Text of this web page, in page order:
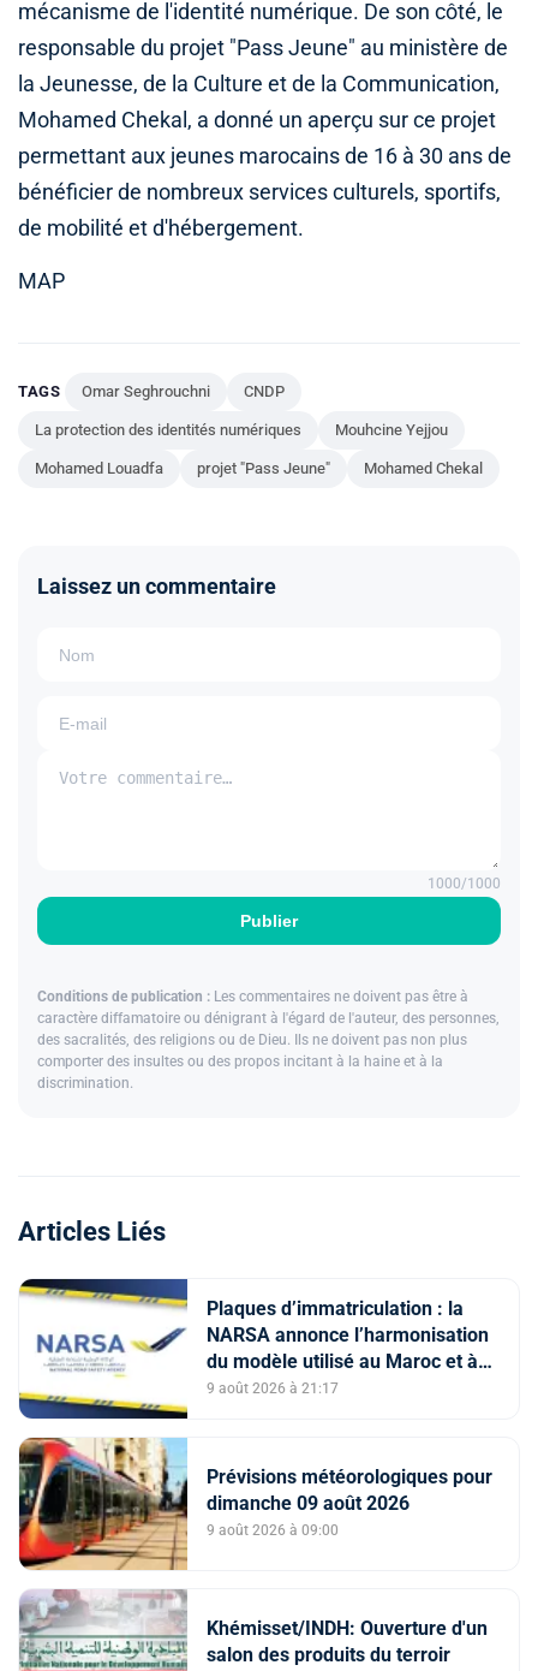
mécanisme de l'identité numérique. De son côté, le
responsable du projet "Pass Jeune" au ministère de
la Jeunesse, de la Culture et de la Communication,
Mohamed Chekal, a donné un aperçu sur ce projet
permettant aux jeunes marocains de 16 à 30 ans de
bénéficier de nombreux services culturels, sportifs,
de mobilité et d'hébergement.
MAP
TAGS Omar Seghrouchni CNDP
La protection des identités numériques Mouhcine Yejjou
Mohamed Louadfa projet "Pass Jeune" Mohamed Chekal
Laissez un commentaire
Publier
1000/1000
Conditions de publication : Les commentaires ne doivent pas être à
caractère diffamatoire ou dénigrant à l'égard de l'auteur, des personnes,
des sacralités, des religions ou de Dieu. Ils ne doivent pas non plus
comporter des insultes ou des propos incitant à la haine et à la
discrimination.
Articles Liés
Plaques d’immatriculation : la
NARSA annonce l’harmonisation
du modèle utilisé au Maroc et à
l’étranger
9 août 2026 à 21:17
Prévisions météorologiques pour
dimanche 09 août 2026
9 août 2026 à 09:00
Khémisset/INDH: Ouverture d'un
salon des produits du terroir